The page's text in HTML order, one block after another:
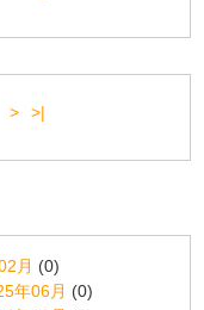
> >|
月 (0)
年06月 (0)